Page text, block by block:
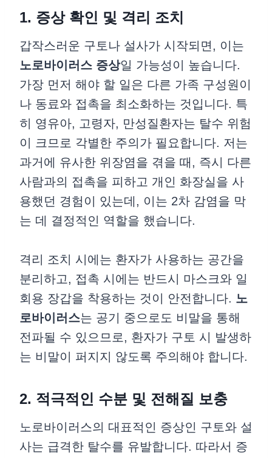
1. 증상 확인 및 격리 조치
갑작스러운 구토나 설사가 시작되면, 이는
노로바이러스 증상일 가능성이 높습니다.
가장 먼저 해야 할 일은 다른 가족 구성원이
나 동료와 접촉을 최소화하는 것입니다. 특
히 영유아, 고령자, 만성질환자는 탈수 위험
이 크므로 각별한 주의가 필요합니다. 저는
과거에 유사한 위장염을 겪을 때, 즉시 다른
사람과의 접촉을 피하고 개인 화장실을 사
용했던 경험이 있는데, 이는 2차 감염을 막
는 데 결정적인 역할을 했습니다.
격리 조치 시에는 환자가 사용하는 공간을
분리하고, 접촉 시에는 반드시 마스크와 일
회용 장갑을 착용하는 것이 안전합니다. 노
로바이러스는 공기 중으로도 비말을 통해
전파될 수 있으므로, 환자가 구토 시 발생하
는 비말이 퍼지지 않도록 주의해야 합니다.
2. 적극적인 수분 및 전해질 보충
노로바이러스의 대표적인 증상인 구토와 설
사는 급격한 탈수를 유발합니다. 따라서 증